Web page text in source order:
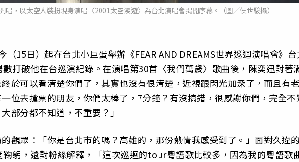
唱，以太空人裝扮現身演唱〈2001太空漫遊〉為台北演唱會揭開序幕。（圖／侯世駿攝）
（15日）起在台北小巨蛋舉辦《FEAR AND DREAMS世界巡迴演唱會》台
打破他在台巡演紀錄。在演唱第30首〈我們萬歲〉歌曲後，陳奕迅對著
於可以看清楚你們了，其實也沒有很清楚，近視跟閃光加深了，而且有
位去搶票的朋友，你們太棒了，7分鐘？有沒搞錯，很感謝你們，完全不
部分都不知道，不重要？」
觀眾：「你是台北市的嗎？高雄的，那份熱情我感受到了。」面對久違
鞠躬，還對粉絲解釋，「這次巡迴的tour粵語歌比較多，因為我的粵語歌